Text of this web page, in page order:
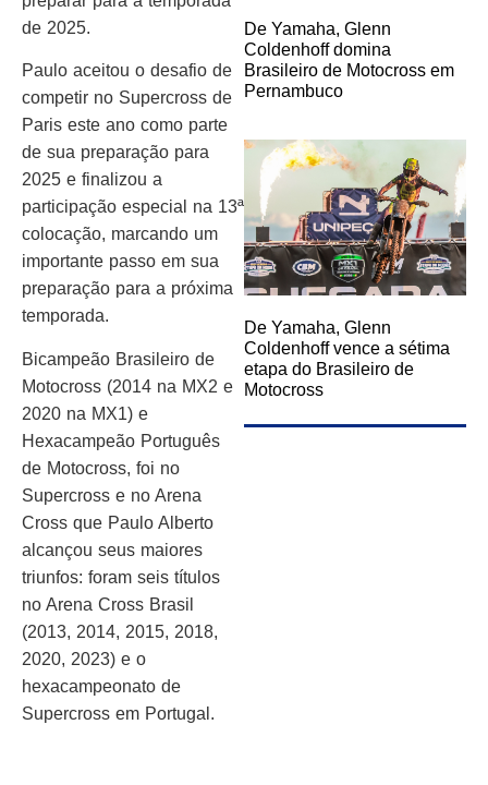
de 2025.
Paulo aceitou o desafio de
competir no Supercross de
Paris este ano como parte
de sua preparação para
2025 e finalizou a
participação especial na 13ª
colocação, marcando um
importante passo em sua
preparação para a próxima
temporada.
Bicampeão Brasileiro de
Motocross (2014 na MX2 e
2020 na MX1) e
Hexacampeão Português
de Motocross, foi no
Supercross e no Arena
Cross que Paulo Alberto
alcançou seus maiores
triunfos: foram seis títulos
no Arena Cross Brasil
(2013, 2014, 2015, 2018,
2020, 2023) e o
hexacampeonato de
Supercross em Portugal.
De Yamaha, Glenn
Coldenhoff domina
Brasileiro de Motocross em
Pernambuco
De Yamaha, Glenn
Coldenhoff vence a sétima
etapa do Brasileiro de
Motocross